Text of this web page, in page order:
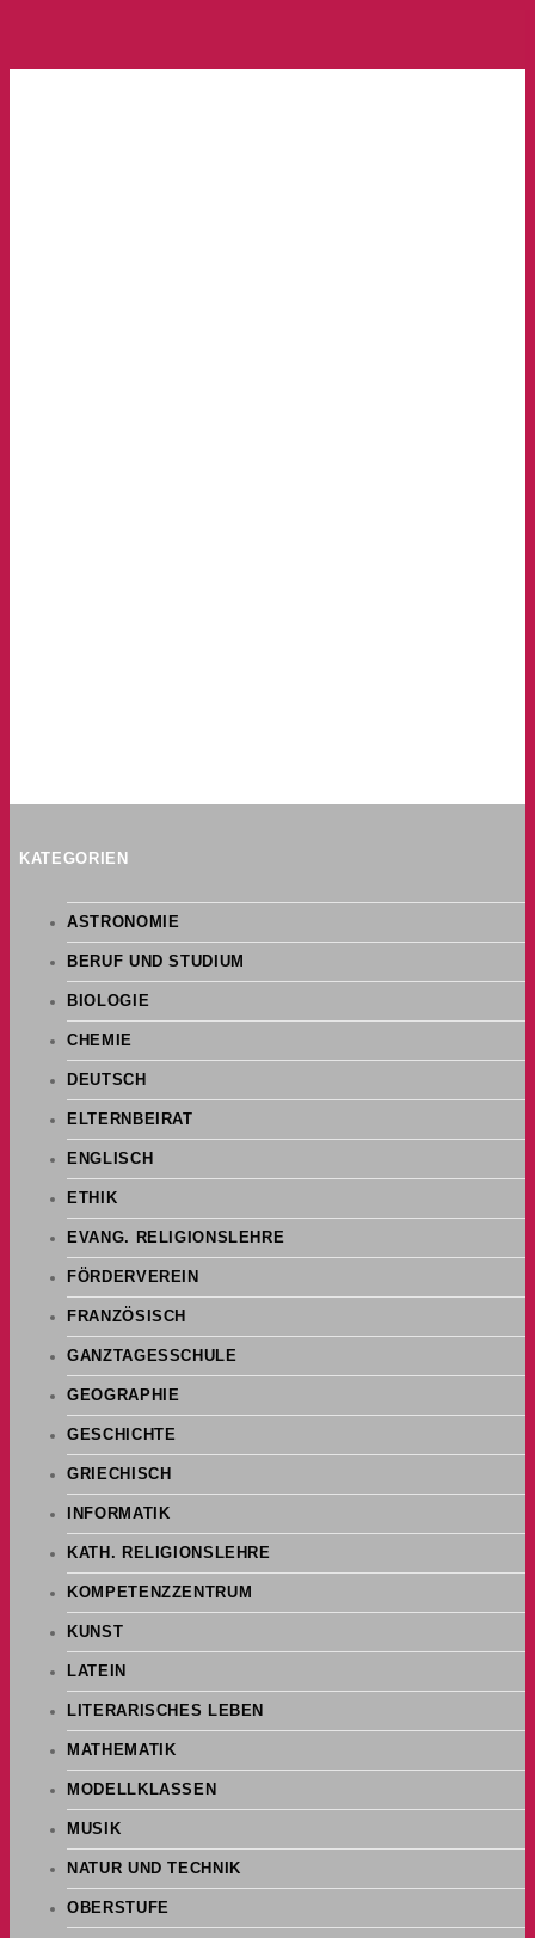
KATEGORIEN
ASTRONOMIE
BERUF UND STUDIUM
BIOLOGIE
CHEMIE
DEUTSCH
ELTERNBEIRAT
ENGLISCH
ETHIK
EVANG. RELIGIONSLEHRE
FÖRDERVEREIN
FRANZÖSISCH
GANZTAGESSCHULE
GEOGRAPHIE
GESCHICHTE
GRIECHISCH
INFORMATIK
KATH. RELIGIONSLEHRE
KOMPETENZZENTRUM
KUNST
LATEIN
LITERARISCHES LEBEN
MATHEMATIK
MODELLKLASSEN
MUSIK
NATUR UND TECHNIK
OBERSTUFE